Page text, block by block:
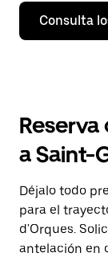
Pulsa
flecha
calendario
seleccionar
fecha.
Pulsa
el
botón
de
Consulta
a Saint-
Déjalo todo
para el
d'Orques.
antelación en